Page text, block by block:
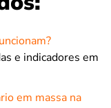
e indicadores em
em massa na